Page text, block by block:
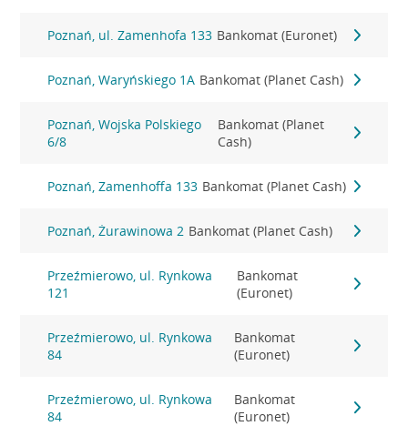
Poznań, ul. Zamenhofa 133 Bankomat (Euronet)
Poznań, Waryńskiego 1A Bankomat (Planet Cash)
Poznań, Wojska Polskiego
6/8
Bankomat (Planet
Cash)
Poznań, Zamenhoffa 133 Bankomat (Planet Cash)
Poznań, Żurawinowa 2 Bankomat (Planet Cash)
Przeźmierowo, ul. Rynkowa
121
Bankomat
(Euronet)
Przeźmierowo, ul. Rynkowa
84
Bankomat
(Euronet)
Przeźmierowo, ul. Rynkowa
84
Bankomat
(Euronet)